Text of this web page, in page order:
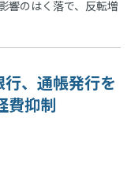
響のはく落で、反転増
、通帳発行を
費抑制